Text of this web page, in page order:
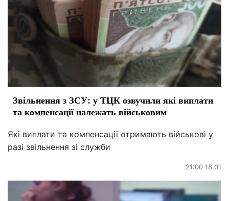
Звільнення з ЗСУ: у ТЦК озвучили які виплати
та компенсації належать військовим
Які виплати та компенсації отримають військові у
разі звільнення зі служби
21:00 18.01